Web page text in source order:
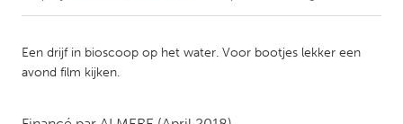
Amherstburg
Een drijf in bioscoop op het water. Voor bootjes lekker een
avond film kijken.